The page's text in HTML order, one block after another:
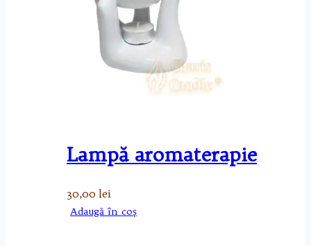
Lampă aromaterapie
30,00 lei
Adaugă în coș